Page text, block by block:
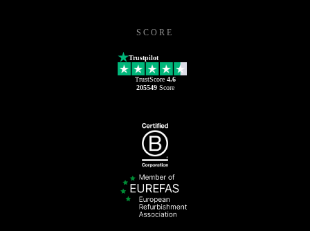
SCORE
Trustpilot
TrustScore 4.6
205549Score